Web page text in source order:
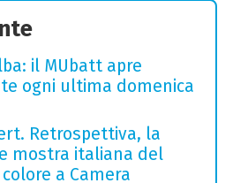
il MUbatt apre
ogni ultima domenica
Retrospettiva, la
mostra italiana del
a Camera